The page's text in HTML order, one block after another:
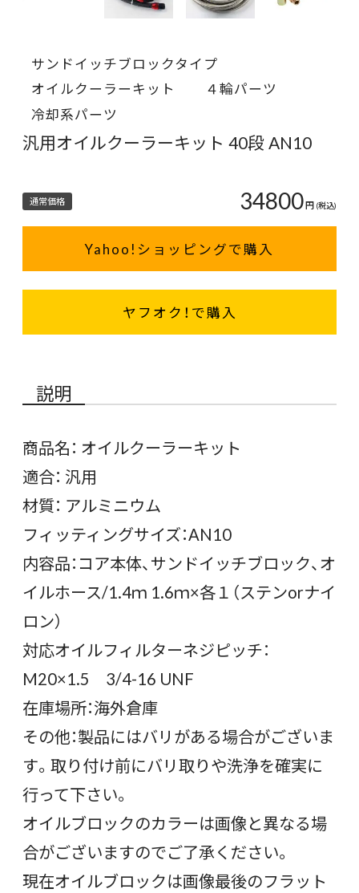
サンドイッチブロックタイプ
オイルクーラーキット
４輪パーツ
冷却系パーツ
汎用オイルクーラーキット 40段 AN10
通常価格 34800円 (税込)
Yahoo!ショッピングで購入
ヤフオク！で購入
説明
商品名： オイルクーラーキット
適合： 汎用
材質： アルミニウム
フィッティングサイズ：AN10
内容品：コア本体、サンドイッチブロック、オ
イルホース/1.4ｍ 1.6ｍ×各１（ステンorナイ
ロン）
対応オイルフィルターネジピッチ：
M20×1.5 3/4-16 UNF
在庫場所：海外倉庫
その他：製品にはバリがある場合がございま
す。取り付け前にバリ取りや洗浄を確実に
行って下さい。
オイルブロックのカラーは画像と異なる場
合がございますのでご了承ください。
現在オイルブロックは画像最後のフラット